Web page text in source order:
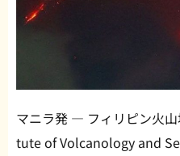
マニラ発 — フィリピン火
tute of Volcanology and